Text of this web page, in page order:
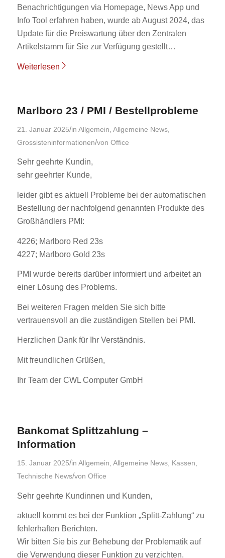
Benachrichtigungen via Homepage, News App und
Info Tool erfahren haben, wurde ab August 2024, das
Update für die Preiswartung über den Zentralen
Artikelstamm für Sie zur Verfügung gestellt…
Weiterlesen
Marlboro 23 / PMI / Bestellprobleme
21. Januar 2025/in Allgemein Allgemeine News,
Grossisteninformationen/von Office
Sehr geehrte Kundin,
sehr geehrter Kunde,
leider gibt es aktuell Probleme bei der automatischen
Bestellung der nachfolgend genannten Produkte des
Großhändlers PMI:
4226; Marlboro Red 23s
4227; Marlboro Gold 23s
PMI wurde bereits darüber informiert und arbeitet an
einer Lösung des Problems.
Bei weiteren Fragen melden Sie sich bitte
vertrauensvoll an die zuständigen Stellen bei PMI.
Herzlichen Dank für Ihr Verständnis.
Mit freundlichen Grüßen,
Ihr Team der CWL Computer GmbH
Bankomat Splittzahlung –
Information
15. Januar 2025/in Allgemein Allgemeine News, Kassen
Technische News/von Office
Sehr geehrte Kundinnen und Kunden,
aktuell kommt es bei der Funktion „Splitt-Zahlung“ zu
fehlerhaften Berichten.
Wir bitten Sie bis zur Behebung der Problematik auf
die Verwendung dieser Funktion zu verzichten.